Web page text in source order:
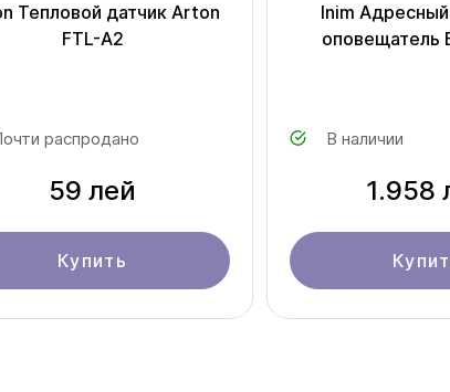
Тепловой датчик Arton
FTL-A2
распродано
59 лей
Купить
Inim
оповещатель
В наличии
1.958